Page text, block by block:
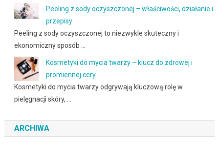
Peeling z sody oczyszczonej – właściwości, działanie i
przepisy
Peeling z sody oczyszczonej to niezwykle skuteczny i
ekonomiczny sposób …
Kosmetyki do mycia twarzy – klucz do zdrowej i
promiennej cery
Kosmetyki do mycia twarzy odgrywają kluczową rolę w
pielęgnacji skóry, …
ARCHIWA